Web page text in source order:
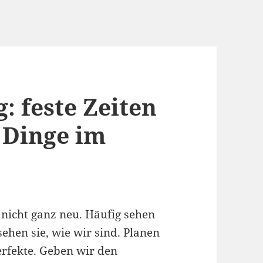
feste Zeiten
im
ganz neu. Häufig sehen
sie, wie wir sind. Planen
Geben wir den